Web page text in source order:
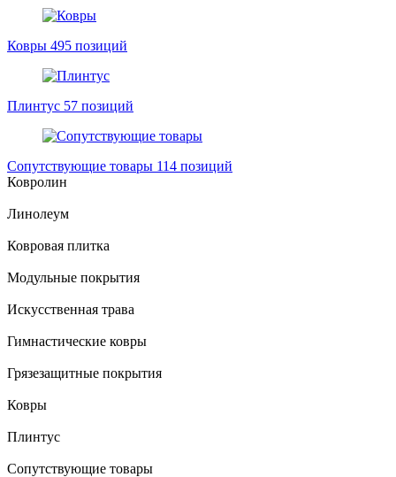
Ковры 495 позиций
Плинтус 57 позиций
Сопутствующие товары 114 позиций
Ковролин
Линолеум
Ковровая плитка
Модульные покрытия
Искусственная трава
Гимнастические ковры
Грязезащитные покрытия
Ковры
Плинтус
Сопутствующие товары